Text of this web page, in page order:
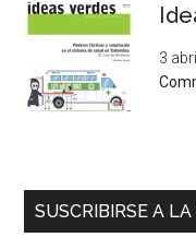
3
SUSCRIBIRSE A